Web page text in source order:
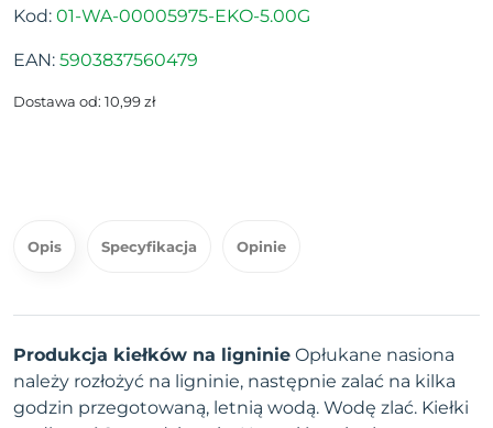
Kod: 01-WA-00005975-EKO-5.00G
EAN: 5903837560479
Dostawa od: 10,99 zł
Opis Specyfikacja Opinie
Produkcja kiełków na ligninie Opłukane nasiona
należy rozłożyć na ligninie, następnie zalać na kilka
godzin przegotowaną, letnią wodą. Wodę zlać. Kiełki